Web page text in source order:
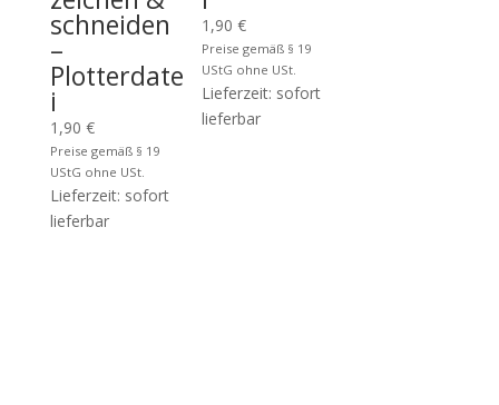
schneiden
–
Plotterdate
i
1,90 €
Preise gemäß § 19
UStG ohne USt.
Lieferzeit: sofort
lieferbar
1,90 €
Preise gemäß § 19
UStG ohne USt.
Lieferzeit: sofort
lieferbar